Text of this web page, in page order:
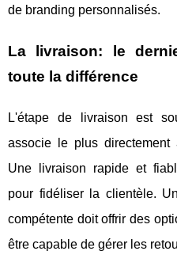
de branding personnalisés.
La livraison: le
toute la différence
L'étape de livraison est
associe le plus directement
Une livraison rapide et
pour fidéliser la clientèle.
compétente doit offrir des
être capable de gérer les